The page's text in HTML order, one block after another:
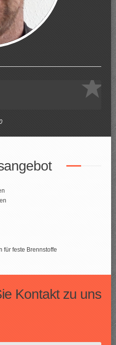
für feste Brennstoffe
Kontakt zu uns